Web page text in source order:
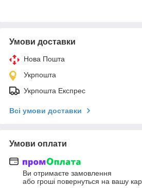
Умови доставки
Нова Пошта
Укрпошта
Укрпошта Експрес
Всі умови доставки
Умови оплати
Ви отримаєте замовлення
або гроші повернуться на вашу